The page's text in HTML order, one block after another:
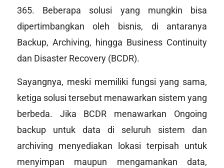
365. Beberapa solusi yang mungkin bisa
dipertimbangkan oleh bisnis, di antaranya
Backup, Archiving, hingga Business Continuity
dan Disaster Recovery(BCDR).
Sayangnya, meski memiliki fungsi yang sama,
ketiga solusi tersebut menawarkan sistem yang
berbeda. Jika BCDR menawarkan Ongoing
backupuntuk data di seluruh sistem dan
archiving menyediakan lokasi terpisah untuk
menyimpan maupun mengamankan data,